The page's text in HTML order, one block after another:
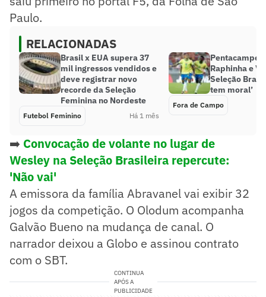
Paulo.
RELACIONADAS
Brasil x EUA supera 37
mil ingressos vendidos e
deve registrar novo
recorde da Seleção
Feminina no Nordeste
Futebol Feminino Há 1 mês
Raphinha e
Seleção
tem moral’
Fora de Campo
➡️ Convocação de volante no lugar de
Wesley na Seleção Brasileira repercute:
'Não vai'
A emissora da família Abravanel vai exibir 32
jogos da competição. O Olodum acompanha
Galvão Bueno na mudança de canal. O
narrador deixou a Globo e assinou contrato
com o SBT.
CONTINUA
APÓS A
PUBLICIDADE